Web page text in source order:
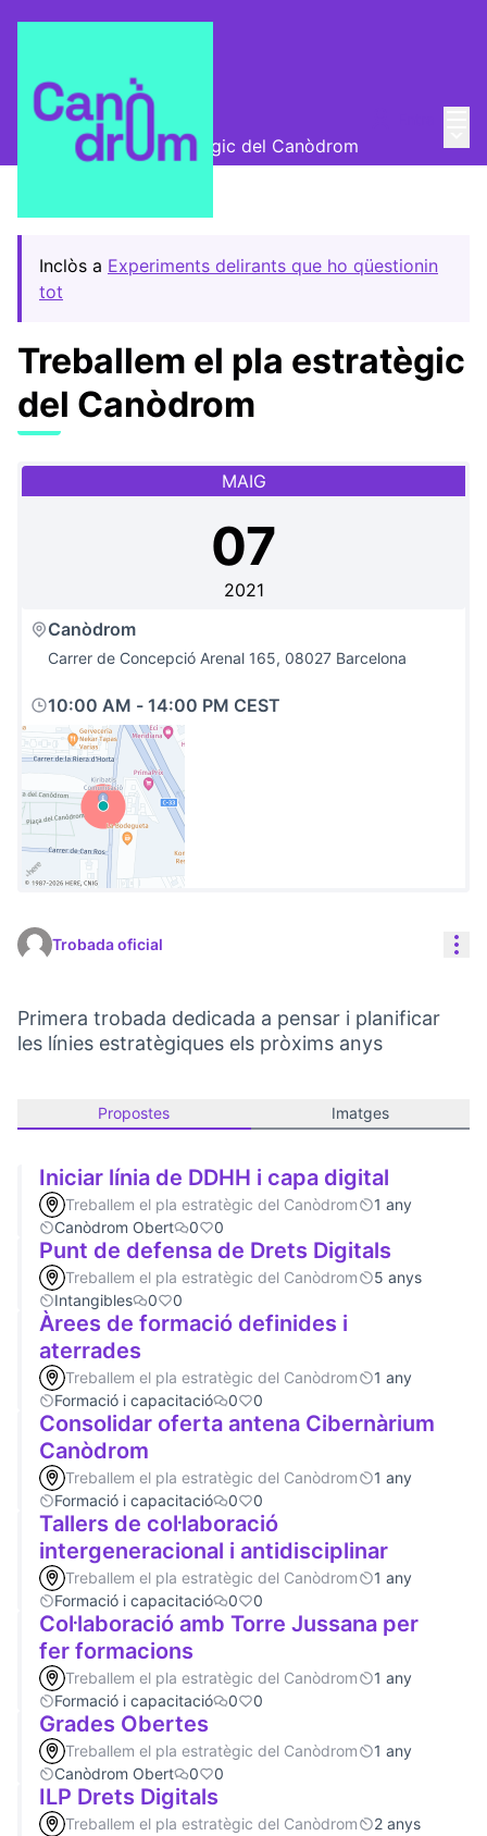
Trobades /
Treballem el pla estratègic del Canòdrom
Inclòs a Experiments delirants que ho qüestionin
tot
Treballem el pla estratègic
del Canòdrom
MAIG
07
2021
Canòdrom
Carrer de Concepció Arenal 165, 08027 Barcelona
10:00 AM - 14:00 PM CEST
Trobada oficial
Primera trobada dedicada a pensar i planificar
les línies estratègiques els pròxims anys
Propostes Imatges
Iniciar línia de DDHH i capa digital
Treballem el pla estratègic del Canòdrom
1 any
Canòdrom Obert
0 0
Punt de defensa de Drets Digitals
Treballem el pla estratègic del Canòdrom
5 anys
Intangibles
0 0
Àrees de formació definides i
aterrades
Treballem el pla estratègic del Canòdrom
1 any
Formació i capacitació
0 0
Consolidar oferta antena Cibernàrium
Canòdrom
Treballem el pla estratègic del Canòdrom
1 any
Formació i capacitació
0 0
Tallers de col·laboració
intergeneracional i antidisciplinar
Treballem el pla estratègic del Canòdrom
1 any
Formació i capacitació
0 0
Col·laboració amb Torre Jussana per
fer formacions
Treballem el pla estratègic del Canòdrom
1 any
Formació i capacitació
0 0
Grades Obertes
Treballem el pla estratègic del Canòdrom
1 any
Canòdrom Obert
0 0
ILP Drets Digitals
Treballem el pla estratègic del Canòdrom
2 anys